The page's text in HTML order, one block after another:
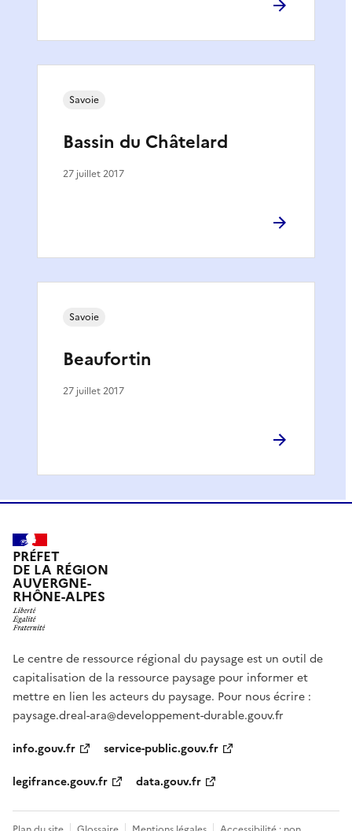
Bassin du Châtelard
Savoie
27 juillet 2017
Beaufortin
Savoie
27 juillet 2017
PRÉFET
DE LA RÉGION
AUVERGNE-
RHÔNE-ALPES
Le centre de ressource régional du paysage est un outil de
capitalisation de la ressource paysage pour informer et
mettre en lien les acteurs du paysage. Pour nous écrire :
paysage.dreal-ara@developpement-durable.gouv.fr
info.gouv.fr
service-public.gouv.fr
legifrance.gouv.fr
data.gouv.fr